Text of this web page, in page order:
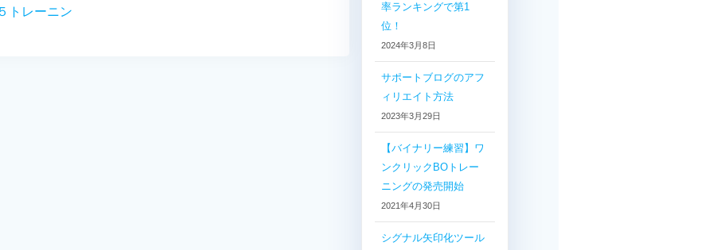
トレーニン
率ランキングで第1
位！
2024年3月8日
サポートブログのアフ
ィリエイト方法
2023年3月29日
【バイナリー練習】ワ
ンクリックBOトレー
ニングの発売開始
2021年4月30日
シグナル矢印化ツール